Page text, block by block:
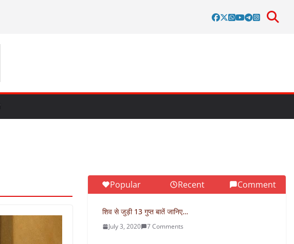
Popular Recent Comment
शिव से जुड़ी 13 गुप्त बातें जानिए…
July 3, 2020 7 Comments